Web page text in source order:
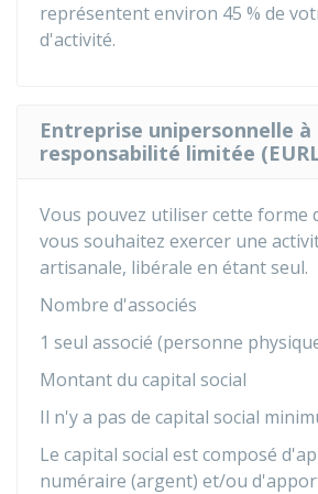
représentent environ 45 % de
d'activité.
Entreprise unipersonnelle à
responsabilité limitée
Vous pouvez utiliser cette forme
vous souhaitez exercer une
artisanale, libérale en étant seul.
Nombre d'associés
1 seul associé (personne
Montant du capital social
Il n'y a pas de capital social
Le capital social est composé
numéraire (argent) et/ou